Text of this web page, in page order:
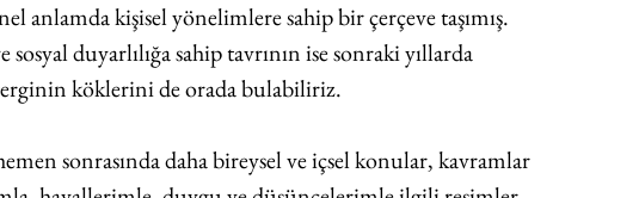
anlamda kişisel yönelimlere sahip bir çerçeve taşımış.
duyarlılığa sahip tavrının ise sonraki yıllarda
köklerini de orada bulabiliriz.
sonrasında daha bireysel ve içsel konular, kavramlar